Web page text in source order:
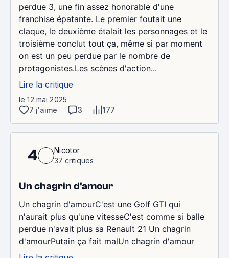
perdue 3, une fin assez honorable d'une
franchise épatante. Le premier foutait une
claque, le deuxième étalait les personnages et le
troisième conclut tout ça, même si par moment
on est un peu perdue par le nombre de
protagonistes.Les scènes d'action...
Lire la critique
le 12 mai 2025
7 j'aime
3 177
4
Nicotor
37 critiques
Un chagrin d'amour
Un chagrin d'amourC'est une Golf GTI qui
n'aurait plus qu'une vitesseC'est comme si balle
perdue n'avait plus sa Renault 21 Un chagrin
d'amourPutain ça fait malUn chagrin d'amour